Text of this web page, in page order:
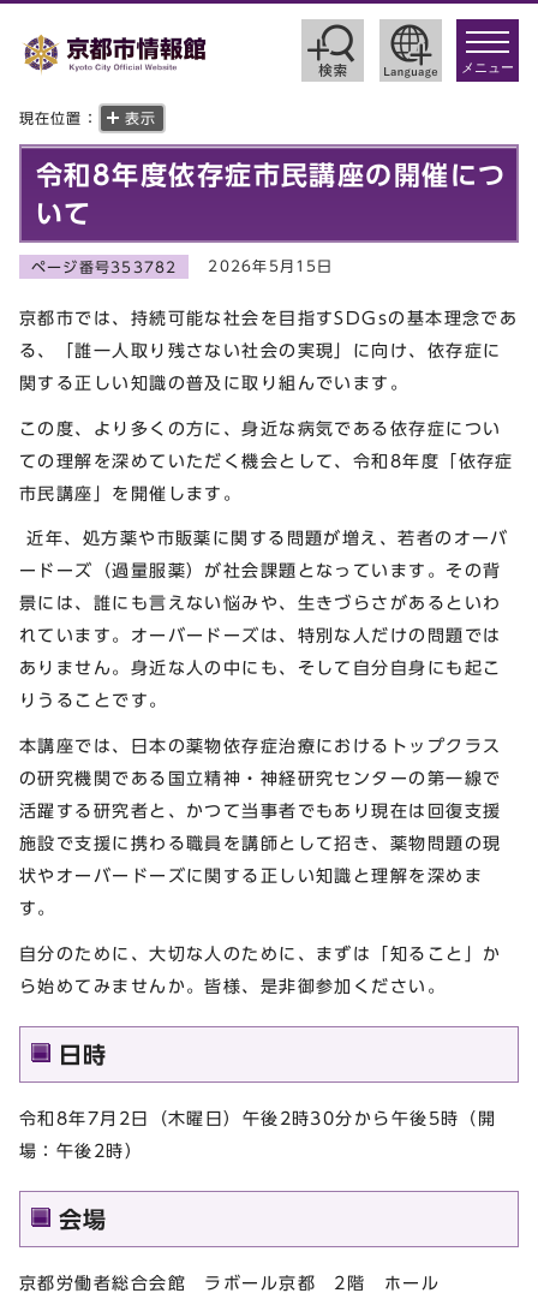
toggle
メニュー
現在位置： 表示
令和8年度依存症市民講座の開催につ
いて
ページ番号353782 2026年5月15日
京都市では、持続可能な社会を目指すSDGsの基本理念であ
る、「誰一人取り残さない社会の実現」に向け、依存症に
関する正しい知識の普及に取り組んでいます。
この度、より多くの方に、身近な病気である依存症につい
ての理解を深めていただく機会として、令和8年度「依存症
市民講座」を開催します。
近年、処方薬や市販薬に関する問題が増え、若者のオーバ
ードーズ（過量服薬）が社会課題となっています。その背
景には、誰にも言えない悩みや、生きづらさがあるといわ
れています。オーバードーズは、特別な人だけの問題では
ありません。身近な人の中にも、そして自分自身にも起こ
りうることです。
本講座では、日本の薬物依存症治療におけるトップクラス
の研究機関である国立精神・神経研究センターの第一線で
活躍する研究者と、かつて当事者でもあり現在は回復支援
施設で支援に携わる職員を講師として招き、薬物問題の現
状やオーバードーズに関する正しい知識と理解を深めま
す。
自分のために、大切な人のために、まずは「知ること」か
ら始めてみませんか。皆様、是非御参加ください。
日時
令和8年7月2日（木曜日）午後2時30分から午後5時（開
場：午後2時）
会場
京都労働者総合会館 ラボール京都 2階 ホール